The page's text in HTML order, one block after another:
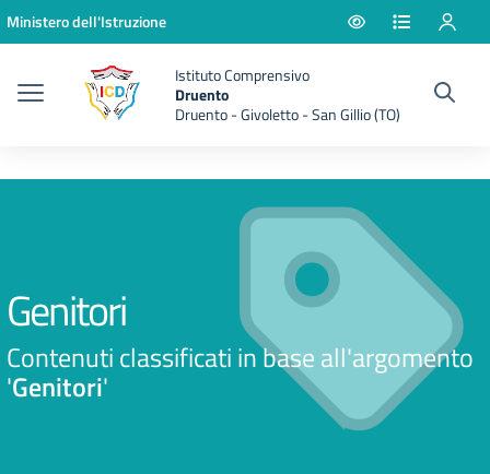
Vai ai contenuti
Vai al menu di navigazione
Vai al footer
Ministero dell'Istruzione
Istituto Comprensivo
Druento
Druento - Givoletto - San Gillio (TO)
Genitori
Contenuti classificati in base all'argomento
'Genitori'